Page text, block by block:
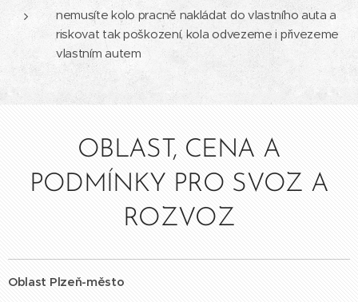
nemusíte kolo pracně nakládat do vlastního auta a
riskovat tak poškození, kola odvezeme i přivezeme
vlastním autem
OBLAST, CENA A
PODMÍNKY PRO SVOZ A
ROZVOZ
Oblast Plzeň-město